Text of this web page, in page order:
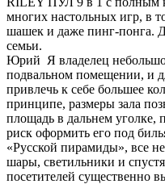
многих настольных игр, в
шашек и даже пинг-понга.
семьи.
Юрий Я владелец
подвальном помещении, и
привлечь к себе большее
принципе, размеры зала
площадь в дальнем уголке,
риск оформить его под
«Русской пирамиды», все
шары, светильники и
посетителей существенно